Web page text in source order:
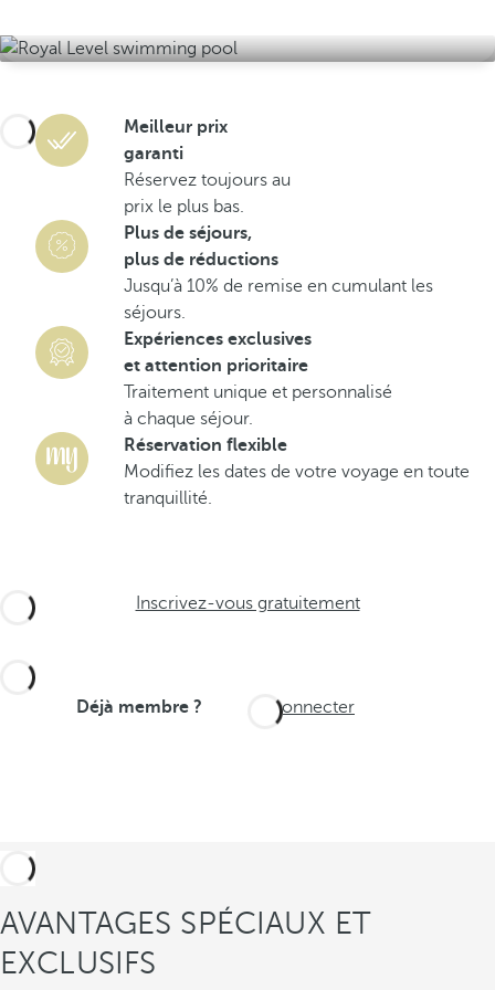
Meilleur prix
garanti
Réservez toujours au
prix le plus bas.
Plus de séjours,
plus de réductions
Jusqu’à 10% de remise en cumulant les
séjours.
Expériences exclusives
et attention prioritaire
Traitement unique et personnalisé
à chaque séjour.
Réservation flexible
Modifiez les dates de votre voyage en toute
tranquillité.
Inscrivez-vous gratuitement
Déjà membre ? Se connecter
AVANTAGES SPÉCIAUX ET
EXCLUSIFS